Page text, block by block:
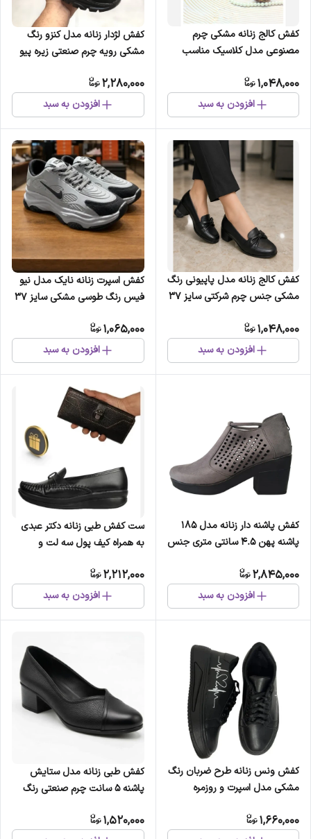
کفش کالج زنانه مشکی چرم
مصنوعی مدل کلاسیک مناسب
1,048,000
افزودن به سبد
کفش لژدار زنانه مدل کنزو رنگ
مشکی رویه چرم صنعتی زیره پیو
2,280,000
افزودن به سبد
کفش کالج زنانه مدل پاپیونی رنگ
مشکی جنس چرم شرکتی سایز 37
1,048,000
افزودن به سبد
کفش اسپرت زنانه نایک مدل نیو
فیس رنگ طوسی مشکی سایز 37
1,065,000
افزودن به سبد
کفش پاشنه دار زنانه مدل 185
پاشنه پهن 4.5 سانتی متری جنس
2,845,000
افزودن به سبد
ست کفش طبی زنانه دکتر عبدی
به همراه کیف پول سه لت و
2,212,000
افزودن به سبد
کفش ونس زنانه طرح ضربان رنگ
مشکی مدل اسپرت و روزمره
1,660,000
کفش طبی زنانه مدل ستایش
پاشنه 5 سانت چرم صنعتی رنگ
1,520,000